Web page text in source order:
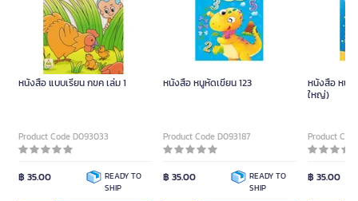
หนังสือ แบบเรียน กขค เล่ม 1
Product Code D093033
฿ 35.00
READY TO
SHIP
หนังสือ หนูหัดเขียน 123
Product Code D093187
฿ 35.00
READY TO
SHIP
หนังสือ หนูหั
ใหญ่)
Product
฿ 35.00